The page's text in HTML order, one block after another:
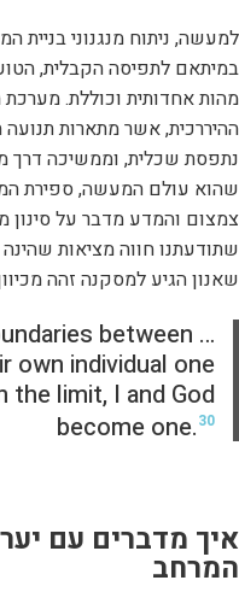
למעשה, ניתוח מנגנוני בניית
במיתאם לתפיסה הקבלית,
מהות אחדותית וכוללת.
ההיררכית, אשר מתארות
נתפסת שכלית, וממשיכה דרך
שהוא עולם המעשה, ספירת
צמצום והמדע מדבר על סינון
שתודעתנו חווה מציאות
שאנון הגיע למסקנה זהה
between
own individual one
the limit, I and God
become one.30
איך מדברים עם
המרחב